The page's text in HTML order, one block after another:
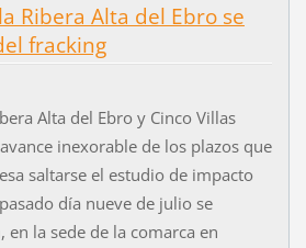
Ribera Alta del Ebro se
fracking
Alta del Ebro y Cinco Villas
inexorable de los plazos que
saltarse el estudio de impacto
día nueve de julio se
la sede de la comarca en